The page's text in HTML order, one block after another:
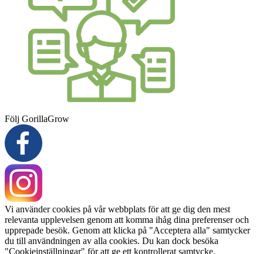
Följ GorillaGrow
Vi använder cookies på vår webbplats för att ge dig den mest
relevanta upplevelsen genom att komma ihåg dina preferenser och
upprepade besök. Genom att klicka på "Acceptera alla" samtycker
du till användningen av alla cookies. Du kan dock besöka
"Cookieinställningar" för att ge ett kontrollerat samtycke.